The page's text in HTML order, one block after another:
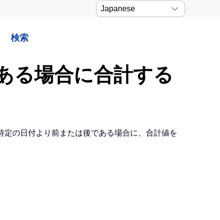
検索
る場合に合計する
の日付より前または後である場合に、合計値を